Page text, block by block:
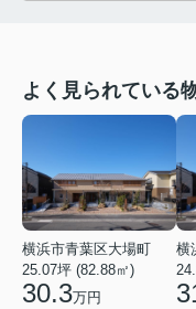
よく見られている
横浜市青葉区大場町
25.07坪 (82.88㎡)
30.3万円
横